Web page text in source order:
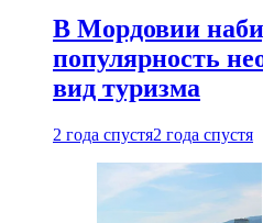
В Мордовии
популярность
вид туризма
2 года спустя2 года спустя